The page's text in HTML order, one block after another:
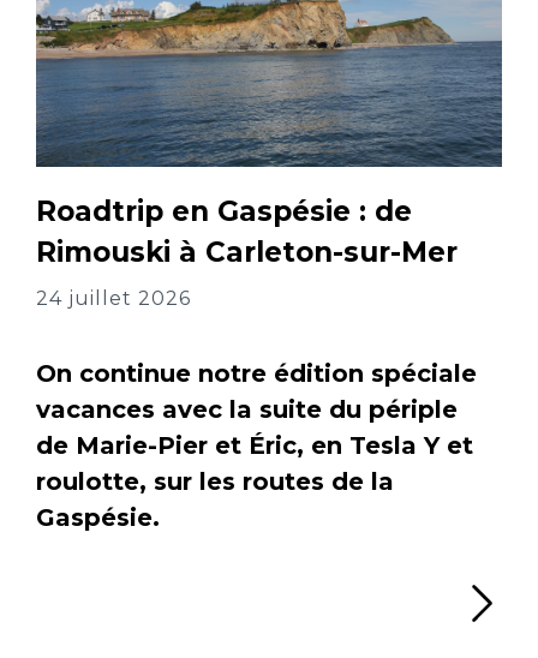
Roadtrip en Gaspésie : de
Rimouski à Carleton-sur-Mer
24 juillet 2026
On continue notre édition spéciale
vacances avec la suite du périple
de Marie-Pier et Éric, en Tesla Y et
roulotte, sur les routes de la
Gaspésie.